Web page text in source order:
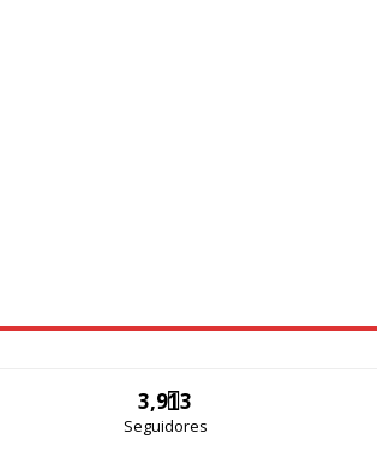
3,913
Seguidores